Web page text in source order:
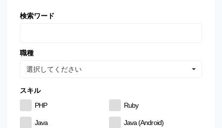
検索ワード
職種
選択してください
スキル
PHP
Ruby
Java Java (Android)